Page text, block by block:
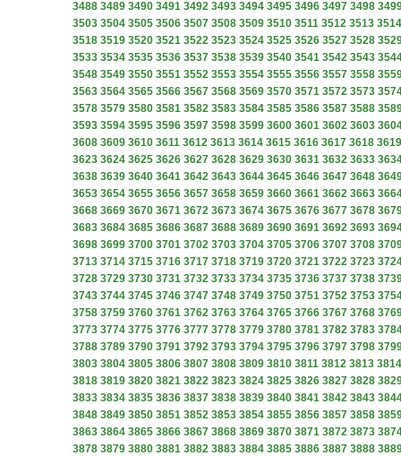
3488 3489 3490 3491 3492 3493 3494 3495 3496 3497 3498
3503 3504 3505 3506 3507 3508 3509 3510 3511 3512 3513 3514
3518 3519 3520 3521 3522 3523 3524 3525 3526 3527 3528
3533 3534 3535 3536 3537 3538 3539 3540 3541 3542 3543
3548 3549 3550 3551 3552 3553 3554 3555 3556 3557 3558
3563 3564 3565 3566 3567 3568 3569 3570 3571 3572 3573
3578 3579 3580 3581 3582 3583 3584 3585 3586 3587 3588
3593 3594 3595 3596 3597 3598 3599 3600 3601 3602 3603
3608 3609 3610 3611 3612 3613 3614 3615 3616 3617 3618 3619
3623 3624 3625 3626 3627 3628 3629 3630 3631 3632 3633
3638 3639 3640 3641 3642 3643 3644 3645 3646 3647 3648
3653 3654 3655 3656 3657 3658 3659 3660 3661 3662 3663
3668 3669 3670 3671 3672 3673 3674 3675 3676 3677 3678
3683 3684 3685 3686 3687 3688 3689 3690 3691 3692 3693
3698 3699 3700 3701 3702 3703 3704 3705 3706 3707 3708
3713 3714 3715 3716 3717 3718 3719 3720 3721 3722 3723
3728 3729 3730 3731 3732 3733 3734 3735 3736 3737 3738
3743 3744 3745 3746 3747 3748 3749 3750 3751 3752 3753
3758 3759 3760 3761 3762 3763 3764 3765 3766 3767 3768
3773 3774 3775 3776 3777 3778 3779 3780 3781 3782 3783
3788 3789 3790 3791 3792 3793 3794 3795 3796 3797 3798
3803 3804 3805 3806 3807 3808 3809 3810 3811 3812 3813 3814
3818 3819 3820 3821 3822 3823 3824 3825 3826 3827 3828
3833 3834 3835 3836 3837 3838 3839 3840 3841 3842 3843
3848 3849 3850 3851 3852 3853 3854 3855 3856 3857 3858
3863 3864 3865 3866 3867 3868 3869 3870 3871 3872 3873
3878 3879 3880 3881 3882 3883 3884 3885 3886 3887 3888